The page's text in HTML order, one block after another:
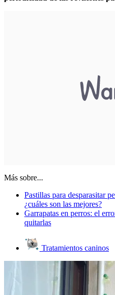
Más sobre...
Pastillas para desparasitar
¿cuáles son las mejores?
Garrapatas en perros: el
quitarlas
Tratamientos caninos